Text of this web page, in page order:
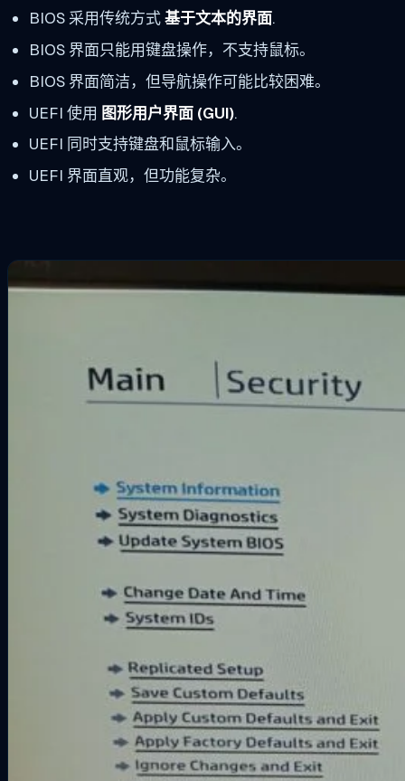
BIOS 采用传统方式基于文本的界面.
BIOS 界面只能用键盘操作，不支持鼠标。
BIOS 界面简洁，但导航操作可能比较困难。
UEFI 使用 图形用户界面 (GUI).
UEFI 同时支持键盘和鼠标输入。
UEFI 界面直观，但功能复杂。